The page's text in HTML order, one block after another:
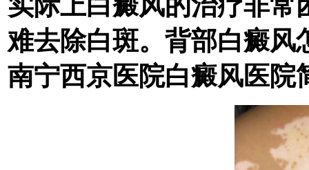
难去除白斑。背部白癜风
南宁西京医院白癜风医院